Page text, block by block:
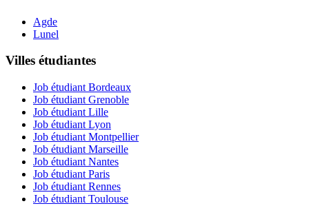
Agde
Lunel
Villes étudiantes
Job étudiant Bordeaux
Job étudiant Grenoble
Job étudiant Lille
Job étudiant Lyon
Job étudiant Montpellier
Job étudiant Marseille
Job étudiant Nantes
Job étudiant Paris
Job étudiant Rennes
Job étudiant Toulouse